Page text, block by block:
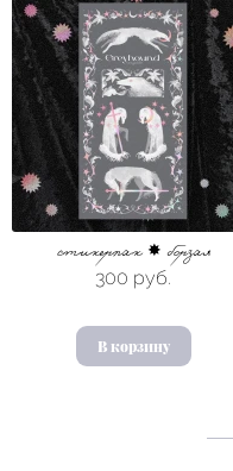
стикерпак ✸ борзая
300 руб.
В корзину